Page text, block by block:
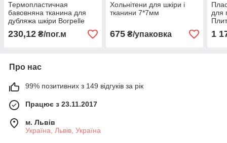
Термопластичная
бавовняна тканина для
дубляжа шкіри Borpelle
230,12 ₴/пог.м
Хольнітени для шкіри і
тканини 7*7мм
675₴/упаковка
для
1
Про нас
99% позитивних з 149 відгуків за рік
Працює з 23.11.2017
м. Львів
Україна, Львів, Україна